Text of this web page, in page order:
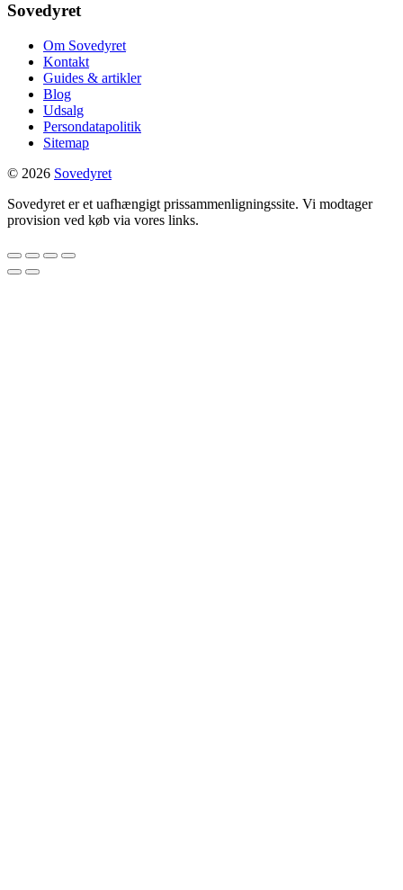
Sovedyret
Om Sovedyret
Kontakt
Guides & artikler
Blog
Udsalg
Persondatapolitik
Sitemap
© 2026 Sovedyret
Sovedyret er et uafhængigt prissammenligningssite. Vi modtager
provision ved køb via vores links.